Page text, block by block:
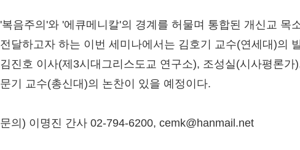
'복음주의'와 '에큐메니칼'의 경계를 허물며 통합된 개신교 목
전달하고자 하는 이번 세미나에서는 김호기 교수(연세대)의
김진호 이사(제3시대그리스도교 연구소), 조성실(시사평론가
문기 교수(총신대)의 논찬이 있을 예정이다.
문의) 이명진 간사 02-794-6200, cemk@hanmail.net